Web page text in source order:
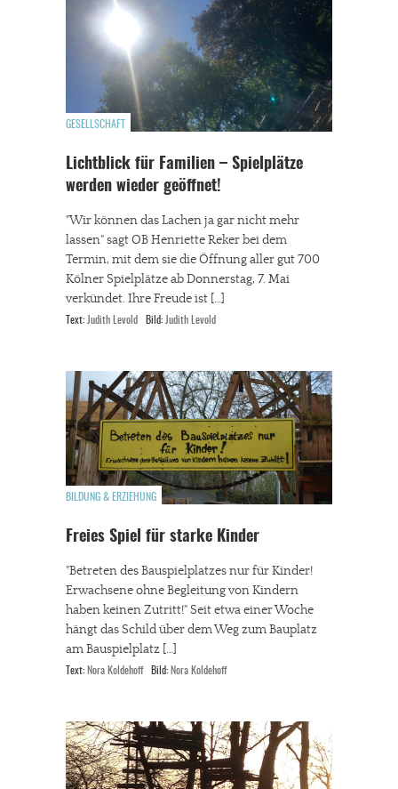
GESELLSCHAFT
Lichtblick für Familien – Spielplätze
werden wieder geöffnet!
"Wir können das Lachen ja gar nicht mehr
lassen" sagt OB Henriette Reker bei dem
Termin, mit dem sie die Öffnung aller gut 700
Kölner Spielplätze ab Donnerstag, 7. Mai
verkündet. Ihre Freude ist […]
Text: Judith Levold Bild: Judith Levold
BILDUNG & ERZIEHUNG
Freies Spiel für starke Kinder
"Betreten des Bauspielplatzes nur für Kinder!
Erwachsene ohne Begleitung von Kindern
haben keinen Zutritt!" Seit etwa einer Woche
hängt das Schild über dem Weg zum Bauplatz
am Bauspielplatz […]
Text: Nora Koldehoff Bild: Nora Koldehoff